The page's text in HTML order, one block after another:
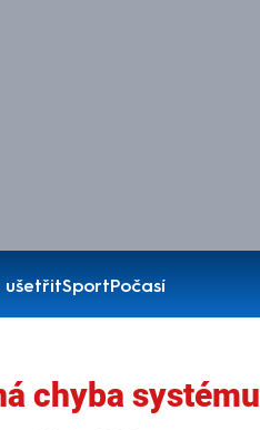
ušetřitSportPočasí
chyba systému